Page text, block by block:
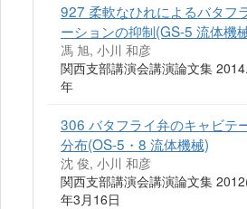
927 柔軟なひれによるバタフ
ーションの抑制(GS-5 流体機
馮 旭, 小川 和彦
関西支部講演会講演論文集
年
306 バタフライ弁のキャビテ
分布(OS-5・8 流体機械)
沈 俊, 小川 和彦
関西支部講演会講演論文集
年3月16日